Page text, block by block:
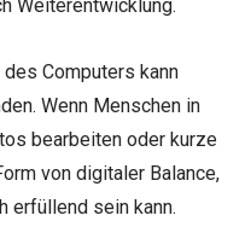
Weiterentwicklung.
Computers kann
Wenn Menschen in
bearbeiten oder kurze
von digitaler Balance,
erfüllend sein kann.